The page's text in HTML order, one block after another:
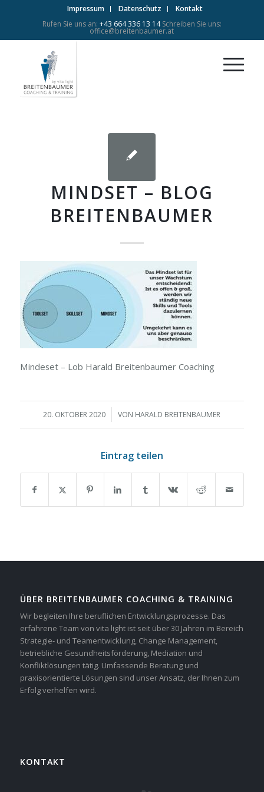
Impressum Datenschutz
Kontakt
Rufen Sie uns an: +43 664 336 13 14Schreiben Sie uns:
office@breitenbaumer.at
MINDSET – BLOG
BREITENBAUMER
Mindeset – Lob Harald Breitenbaumer Coaching
20. OKTOBER 2020
/ VON HARALD BREITENBAUMER
Eintrag teilen
ÜBER BREITENBAUMER COACHING & TRAINING
Wir begleiten Ihre beruflichen Entwicklungsprozesse. Das
erfahrene Team von vita light ist seit über 30 Jahren im Bereich
Strategie- und Teamentwicklung, Change Management,
betriebliche Gesundheitsförderung, Mediation und
Konfliktlösungen tätig. Umfassende Beratung und
praxisorientierte Lösungen sind unser Ansatz, der Ihnen zum
Erfolg verhelfen wird.
KONTAKT